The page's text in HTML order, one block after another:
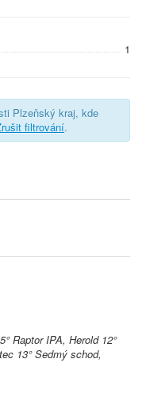
1
Plzeňský kraj, kde
filtrování.
Raptor IPA, Herold 12°
13° Sedmý schod,